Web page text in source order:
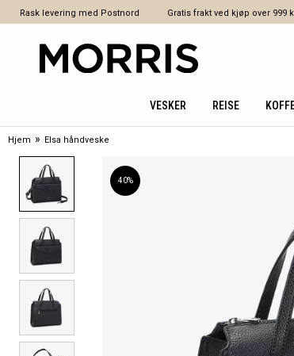
Rask levering med Postnord Gratis frakt ved kjøp over 999
VESKER REISE
Hjem » Elsa håndveske
40%